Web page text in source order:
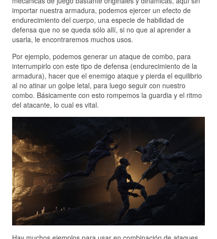
importar nuestra armadura, podemos ejercer un efecto de
endurecimiento del cuerpo, una especie de habilidad de
defensa que no se queda sólo allí, si no que al aprender a
usarla, le encontraremos muchos usos.
Por ejemplo, podemos generar un ataque de combo, para
interrumpirlo con este tipo de defensa (endurecimiento de la
armadura), hacer que el enemigo ataque y pierda el equilibrio
al no atinar un golpe letal, para luego seguir con nuestro
combo. Básicamente con esto rompemos la guardia y el ritmo
del atacante, lo cual es vital.